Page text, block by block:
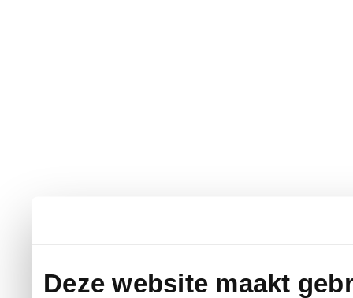
Deze website maakt